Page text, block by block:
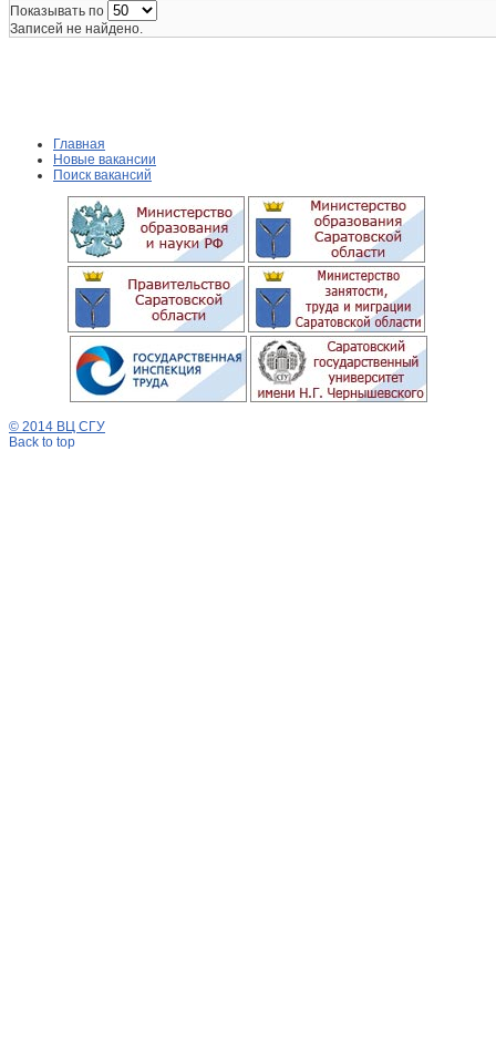
Показывать по
Записей не найдено.
Главная
Новые вакансии
Поиск вакансий
© 2014 ВЦ СГУ
Back to top